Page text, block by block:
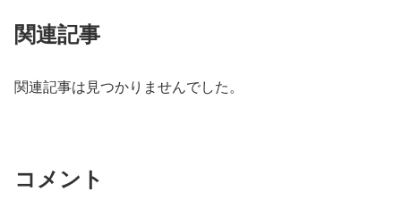
関連記事
関連記事は見つかりませんでした。
コメント